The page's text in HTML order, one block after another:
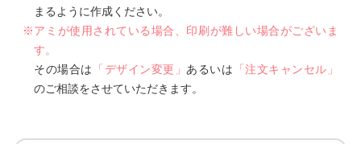
まるように作成ください。
※アミが使用されている場合、印刷が難しい場合がございま
す。
その場合は
「デザイン変更」 あるいは 「注文キャンセル」
のご相談をさせていただきます。